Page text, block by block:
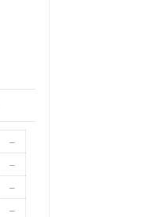
–
–
–
–